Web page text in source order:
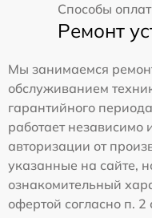
Способы
Ремонт
Мы занимаемся
обслуживанием
гарантийного
работает
авторизации от
указанные на сайте,
ознакомительный
офертой согласно п.